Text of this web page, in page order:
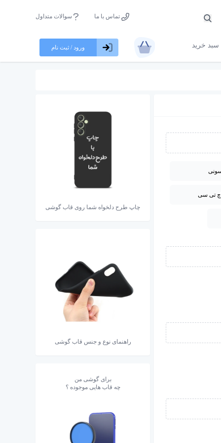
تماس با ما سوالات متداول
سبد خرید ورود / ثبت نام
تی سی
چاپ طرح دلخواه شما روی قاب گوشی
راهنمای نوع و جنس قاب گوشی
برای گوشی من
چه قاب هایی موجوده ؟